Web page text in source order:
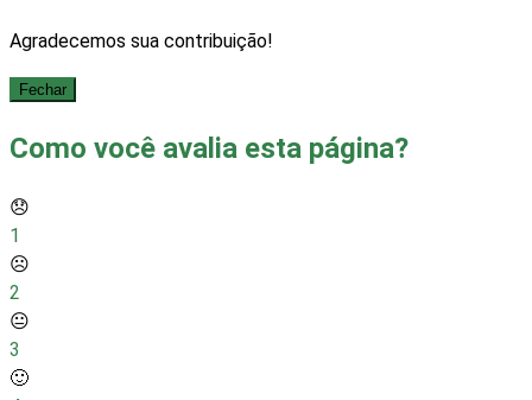
Agradecemos sua contribuição!
Fechar
Como você avalia esta página?
😞
1
☹️
2
😐
3
🙂